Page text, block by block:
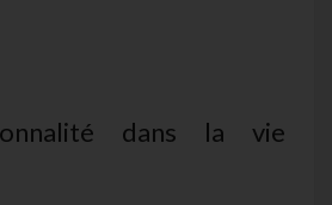
dans la vie